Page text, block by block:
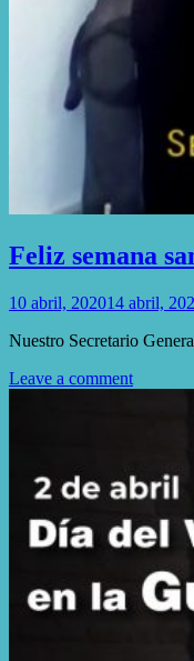
Feliz semana
10 abril, 202014 abril,
Nuestro Secretario
Leave a comment